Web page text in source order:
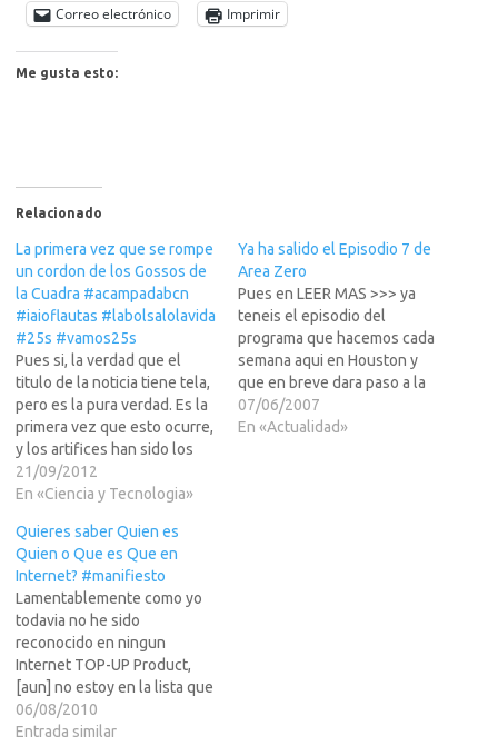
Correo electrónico
Imprimir
Me gusta esto:
Relacionado
La primera vez que se rompe
un cordon de los Gossos de
la Cuadra #acampadabcn
#iaioflautas #labolsalolavida
#25s #vamos25s
Pues si, la verdad que el
titulo de la noticia tiene tela,
pero es la pura verdad. Es la
primera vez que esto ocurre,
y los artifices han sido los
#iaioflautas ya que a veces
la inteligencia y la vejez, vale
juventud.... quien dijo…
21/09/2012
En «Ciencia y Tecnologia»
Ya ha salido el Episodio 7 de
Area Zero
Pues en LEER MAS >>> ya
teneis el episodio del
programa que hacemos cada
semana aqui en Houston y
que en breve dara paso a la
version en video de "la isla".
El programa de nombre Area
07/06/2007
En «Actualidad»
Quieres saber Quien es
Quien o Que es Que en
Internet? #manifiesto
Lamentablemente como yo
todavia no he sido
reconocido en ningun
Internet TOP-UP Product,
[aun] no estoy en la lista que
sus pongo a continuacion,
donde se indican con pelos y
06/08/2010
Entrada similar